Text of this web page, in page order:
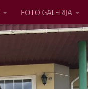
FOTO GALERIJA